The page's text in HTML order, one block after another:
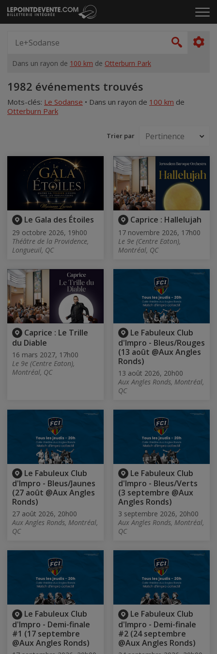
Passer
au
le
artiste,
Dans un rayon de 100 km de Otterburn Park
Accueil
1982 événements trouvés
Mots-clés: Le Sodanse • Dans un rayon de 100 km de
Otterburn Park
Trier par
Le Gala des Étoiles
29 octobre 2026, 19h00
Théâtre de la Providence,
Longueuil, QC
Caprice : Hallelujah
17 novembre 2026, 17h00
Le 9e (Centre Eaton),
Montréal, QC
Caprice : Le Trille
du Diable
16 mars 2027, 17h00
Le 9e (Centre Eaton),
Montréal, QC
Le Fabuleux Club
d'Impro - Bleus/Rouges
(13 août @Aux Angles
Ronds)
13 août 2026, 20h00
Aux Angles Ronds, Montréal,
QC
Le Fabuleux Club
d'Impro - Bleus/Jaunes
(27 août @Aux Angles
Ronds)
27 août 2026, 20h00
Aux Angles Ronds, Montréal,
QC
Le Fabuleux Club
d'Impro - Bleus/Verts
(3 septembre @Aux
Angles Ronds)
3 septembre 2026, 20h00
Aux Angles Ronds, Montréal,
QC
Le Fabuleux Club
d'Impro - Demi-finale
#1 (17 septembre
@Aux Angles Ronds)
Le Fabuleux Club
d'Impro - Demi-finale
#2 (24 septembre
@Aux Angles Ronds)